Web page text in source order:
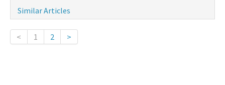
Similar Articles
< 1 2 >